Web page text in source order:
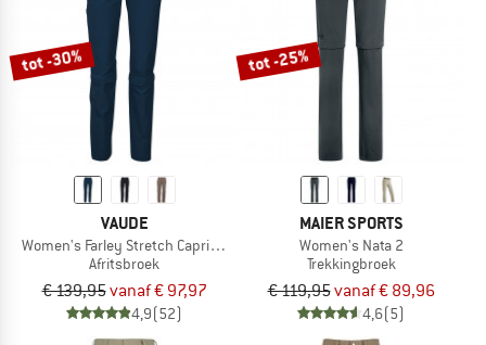
tot -30%
VAUDE
Women's Farley Stretch Capri T-Zip Pants III
Afritsbroek
€ 139,95vanaf € 97,97
4,9(52)
tot -25%
MAIER SPORTS
Women's Nata 2
Trekkingbroek
€ 119,95vanaf € 89,96
4,6(5)